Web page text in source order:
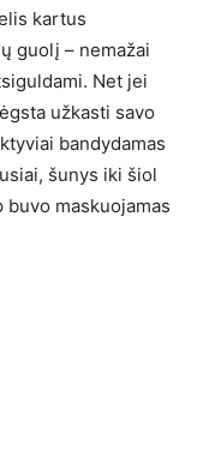
kartus
guolį – nemažai
Net jei
užkasti savo
bandydamas
šunys iki šiol
maskuojamas